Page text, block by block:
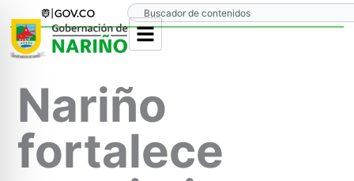
contenido
Search
Nariño
fortalece